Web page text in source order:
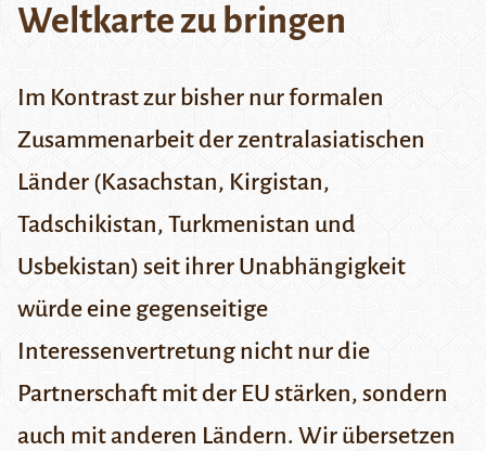
Weltkarte zu bringen
Im Kontrast zur bisher nur formalen
Zusammenarbeit der zentralasiatischen
Länder (Kasachstan, Kirgistan,
Tadschikistan, Turkmenistan und
Usbekistan) seit ihrer Unabhängigkeit
würde eine gegenseitige
Interessenvertretung nicht nur die
Partnerschaft mit der EU stärken, sondern
auch mit anderen Ländern. Wir übersetzen